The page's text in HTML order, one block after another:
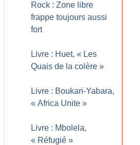
Rock : Zone libre
frappe toujours aussi
fort
Livre : Huet, « Les
Quais de la colère »
Livre : Boukari-Yabara,
« Africa Unite »
Livre : Mbolela,
« Réfugié »